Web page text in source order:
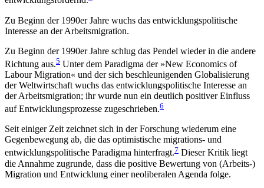
Zu Beginn der 1990er Jahre wuchs das entwicklungspolitische
Interesse an der Arbeitsmigration.
Zu Beginn der 1990er Jahre schlug das Pendel wieder in die andere
Richtung aus.5 Unter dem Para­digma der »New Economics of
Labour Migration« und der sich beschleunigenden Globalisierung
der Welt­wirtschaft wuchs das entwicklungspolitische Interesse an
der Arbeitsmigration; ihr wurde nun ein deutlich positiver Einfluss
auf Entwicklungsprozesse zugeschrieben.6
Seit einiger Zeit zeichnet sich in der Forschung wiederum eine
Gegenbewegung ab, die das optimis­tische migrations- und
entwicklungspolitische Para­digma hinterfragt.7 Dieser Kritik liegt
die Annahme zugrunde, dass die positive Bewertung von (Arbeits-)
Migration und Entwicklung einer neoliberalen Agenda folge.